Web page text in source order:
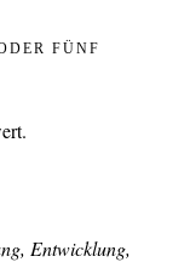
FÜNF
Entwicklung,